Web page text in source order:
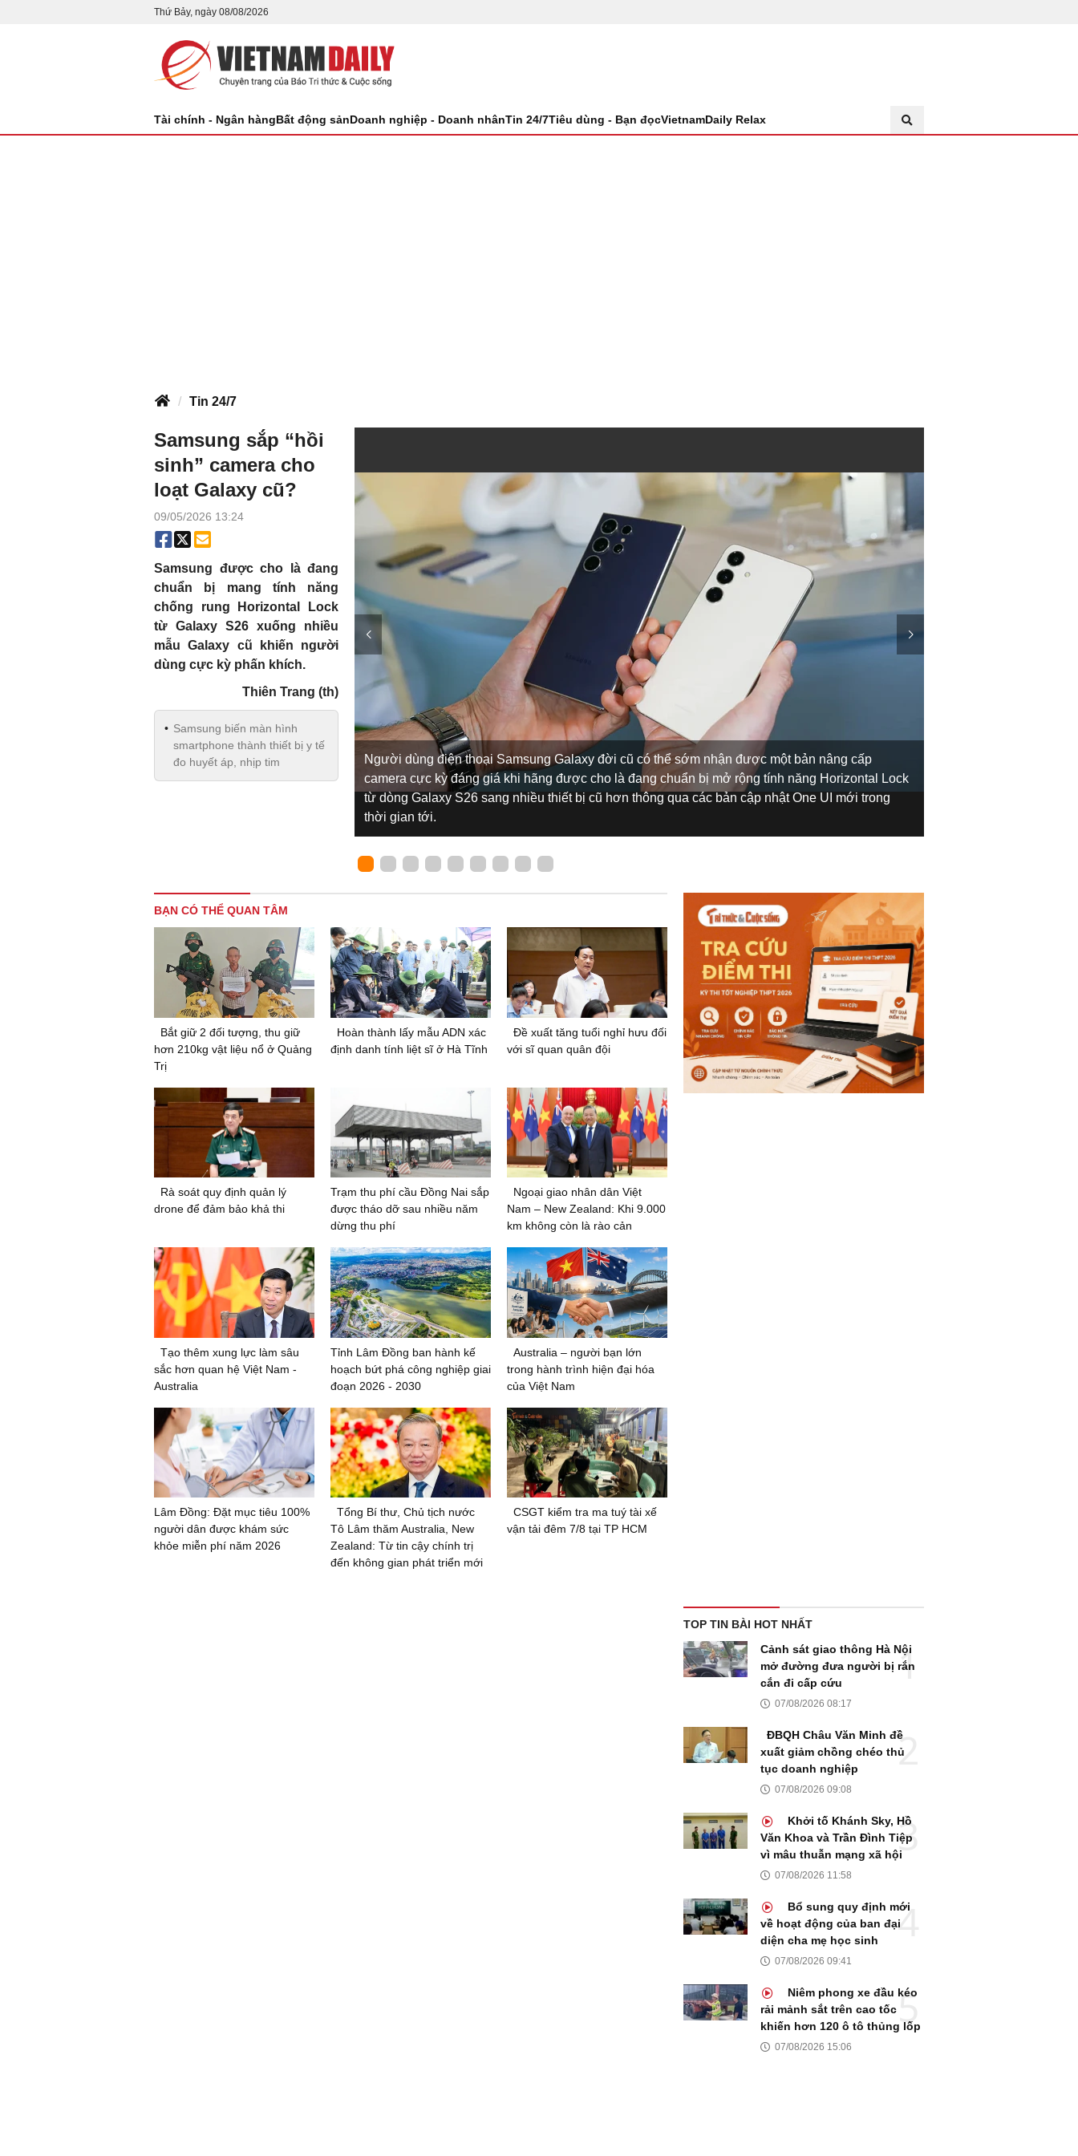
Thứ Bảy, ngày 08/08/2026
Tài chính - Ngân hàngBất động sảnDoanh nghiệp - Doanh nhânTin 24/7Tiêu dùng - Bạn đọcVietnamDaily Relax
Tin 24/7
Samsung sắp “hồi
sinh” camera cho
loạt Galaxy cũ?
09/05/2026 13:24
Samsung được cho là đang
chuẩn bị mang tính năng
chống rung Horizontal Lock
từ Galaxy S26 xuống nhiều
mẫu Galaxy cũ khiến người
dùng cực kỳ phấn khích.
Thiên Trang (th)
Samsung biến màn hình
smartphone thành thiết bị y tế
đo huyết áp, nhịp tim
Người dùng điện thoại Samsung Galaxy đời cũ có thể sớm nhận được một bản nâng cấp
camera cực kỳ đáng giá khi hãng được cho là đang chuẩn bị mở rộng tính năng Horizontal Lock
từ dòng Galaxy S26 sang nhiều thiết bị cũ hơn thông qua các bản cập nhật One UI mới trong
thời gian tới.
BẠN CÓ THỂ QUAN TÂM
Bắt giữ 2 đối tượng, thu giữ
hơn 210kg vật liệu nổ ở Quảng
Trị
Hoàn thành lấy mẫu ADN xác
định danh tính liệt sĩ ở Hà Tĩnh
Đề xuất tăng tuổi nghỉ hưu đối
với sĩ quan quân đội
Rà soát quy định quản lý
drone để đảm bảo khả thi
Trạm thu phí cầu Đồng Nai sắp
được tháo dỡ sau nhiều năm
dừng thu phí
Ngoại giao nhân dân Việt
Nam – New Zealand: Khi 9.000
km không còn là rào cản
Tạo thêm xung lực làm sâu
sắc hơn quan hệ Việt Nam -
Australia
Tỉnh Lâm Đồng ban hành kế
hoạch bứt phá công nghiệp giai
đoạn 2026 - 2030
Australia – người bạn lớn
trong hành trình hiện đại hóa
của Việt Nam
Lâm Đồng: Đặt mục tiêu 100%
người dân được khám sức
khỏe miễn phí năm 2026
Tổng Bí thư, Chủ tịch nước
Tô Lâm thăm Australia, New
Zealand: Từ tin cậy chính trị
đến không gian phát triển mới
CSGT kiểm tra ma tuý tài xế
vận tải đêm 7/8 tại TP HCM
TOP TIN BÀI HOT NHẤT
Cảnh sát giao thông Hà Nội
mở đường đưa người bị rắn
cắn đi cấp cứu
07/08/2026 08:17
ĐBQH Châu Văn Minh đề
xuất giảm chồng chéo thủ
tục doanh nghiệp
07/08/2026 09:08
Khởi tố Khánh Sky, Hồ
Văn Khoa và Trần Đình Tiệp
vì mâu thuẫn mạng xã hội
07/08/2026 11:58
Bổ sung quy định mới
về hoạt động của ban đại
diện cha mẹ học sinh
07/08/2026 09:41
Niêm phong xe đầu kéo
rải mảnh sắt trên cao tốc
khiến hơn 120 ô tô thủng lốp
07/08/2026 15:06